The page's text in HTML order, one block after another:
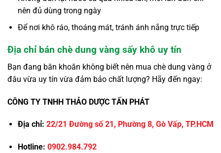
nên đủ dùng trong ngày
Để nơi khô ráo, thoáng mát, tránh ánh nắng trực tiếp
Địa chỉ bán chè dung vàng sấy khô uy tín
Bạn đang băn khoăn không biết nên mua chè dung vàng ở
đâu vừa uy tín vừa đảm bảo chất lượng? Hãy đến ngay:
CÔNG TY TNHH THẢO DƯỢC TẤN PHÁT
Địa chỉ: 22/21 Đường số 21, Phường 8, Gò Vấp, TP.HCM
Hotline: 0902.984.792